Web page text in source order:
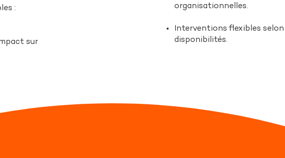
:
sur
organisationnelles.
Interventions flexibles
disponibilités.